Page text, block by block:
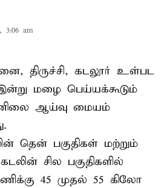
3:06 am
திருச்சி, கடலூர் உள்பட
மழை பெய்யக்கூடும்
ஆய்வு மையம்
தென் பகுதிகள் மற்றும்
சில பகுதிகளில்
45 முதல் 55 கிலோ